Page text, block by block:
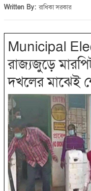
Written By:রাধিকা সরকার
Municipal
রাজ্যজুড়ে
দখলের মাঝেই